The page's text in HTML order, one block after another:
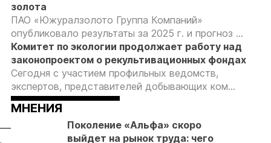
золота
ПАО «Южуралзолото Группа Компаний»
опубликовало результаты за 2025 г. и прогноз ...
Комитет по экологии продолжает работу над
законопроектом о рекультивационных фондах
Сегодня с участием профильных ведомств,
экспертов, представителей добывающих ком...
МНЕНИЯ
Поколение «Альфа» скоро
выйдет на рынок труда: чего